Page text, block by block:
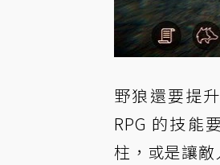
野狼還要提
RPG 的技能
柱，或是讓